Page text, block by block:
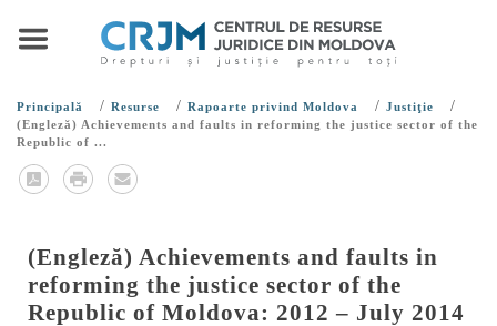
Principală / Resurse / Rapoarte privind Moldova / Justiţie /
(Engleză) Achievements and faults in reforming the justice sector of the
Republic of ...
(Engleză) Achievements and faults in
reforming the justice sector of the
Republic of Moldova: 2012 – July 2014